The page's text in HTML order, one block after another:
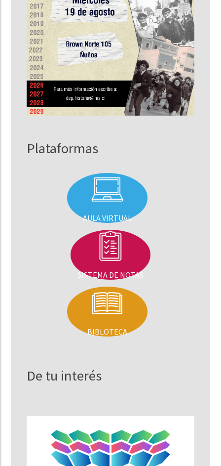
Plataformas
AULA VIRTUAL
SISTEMA DE NOTAS
BIBLOTECA
De tu interés